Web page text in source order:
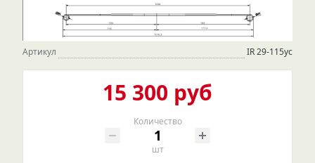
Артикул IR 29-115ус
15 300 руб
Количество
шт